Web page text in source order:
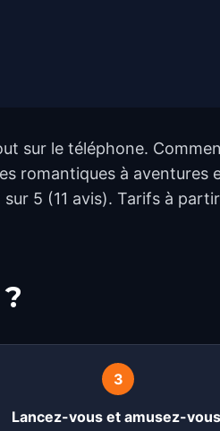
sur le téléphone.
romantiques à aventures
5 (11 avis). Tarifs à
3
Lancez-vous et amusez-